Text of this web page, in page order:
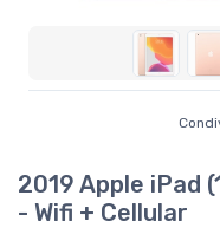
2019 Apple iPad
- Wifi + Cellular